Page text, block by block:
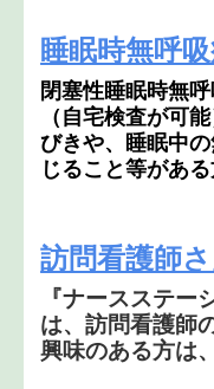
睡眠時無呼
閉塞性睡眠時無
（自宅検査が可
びきや、睡眠中
じること等があ
訪問看護師
『ナースステー
は、訪問看護師
興味のある方は